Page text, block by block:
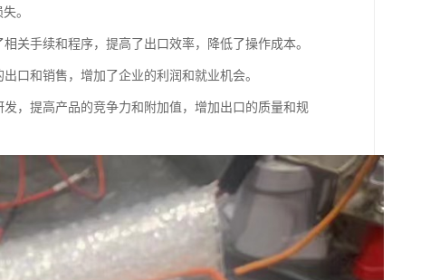
。
关手续和程序，提高了出口效率，降低了操作成本。
口和销售，增加了企业的利润和就业机会。
，提高产品的竞争力和附加值，增加出口的质量和规